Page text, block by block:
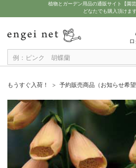
植物とガーデン用品の通販サイト【園
どなたでも購入頂けま
もうすぐ入荷！ 予約販売商品（お知らせ希望